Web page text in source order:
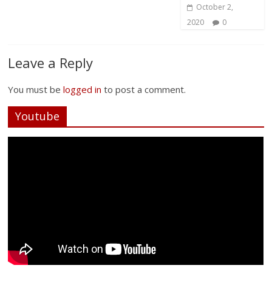
October 2,
2020
0
Leave a Reply
You must belogged in to post a comment.
Youtube